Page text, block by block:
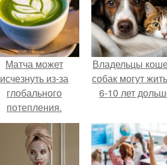
Матча может
исчезнуть из-за
глобального
потепления.
Владельцы
собак могут
6-10 лет